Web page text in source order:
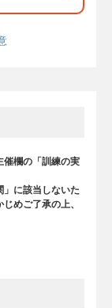
催欄の「訓練の実
に該当しないた
めご了承の上、